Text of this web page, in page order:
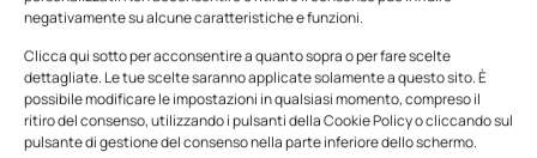
negativamente su alcune caratteristiche e funzioni.
Clicca qui sotto per acconsentire a quanto sopra o per fare scelte
dettagliate. Le tue scelte saranno applicate solamente a questo sito. È
possibile modificare le impostazioni in qualsiasi momento, compreso il
ritiro del consenso, utilizzando i pulsanti della Cookie Policy o cliccando sul
pulsante di gestione del consenso nella parte inferiore dello schermo.
n.5 - Giugno 2026 n.4 - Maggio 2026
Edicola Web
Notizie da Meccanicanews